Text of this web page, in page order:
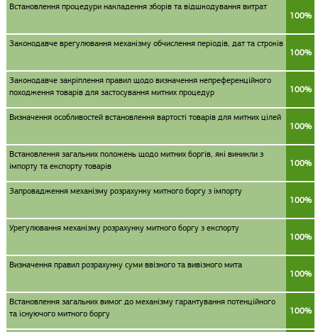
Встановлення процедури накладення зборів та відшкодування витрат
100%
Законодавче врегулювання механізму обчислення періодів, дат та строків
100%
Законодавче закріплення правил щодо визначення непреференційного
походження товарів для застосування митних процедур
100%
Визначення особливостей встановлення вартості товарів для митних цілей
100%
Встановлення загальних положень щодо митних боргів, які виникли з
імпорту та експорту товарів
100%
Запровадження механізму розрахунку митного боргу з імпорту
100%
Урегулювання механізму розрахунку митного боргу з експорту
100%
Визначення правил розрахунку суми ввізного та вивізного мита
100%
Встановлення загальних вимог до механізму гарантування потенційного
та існуючого митного боргу
100%